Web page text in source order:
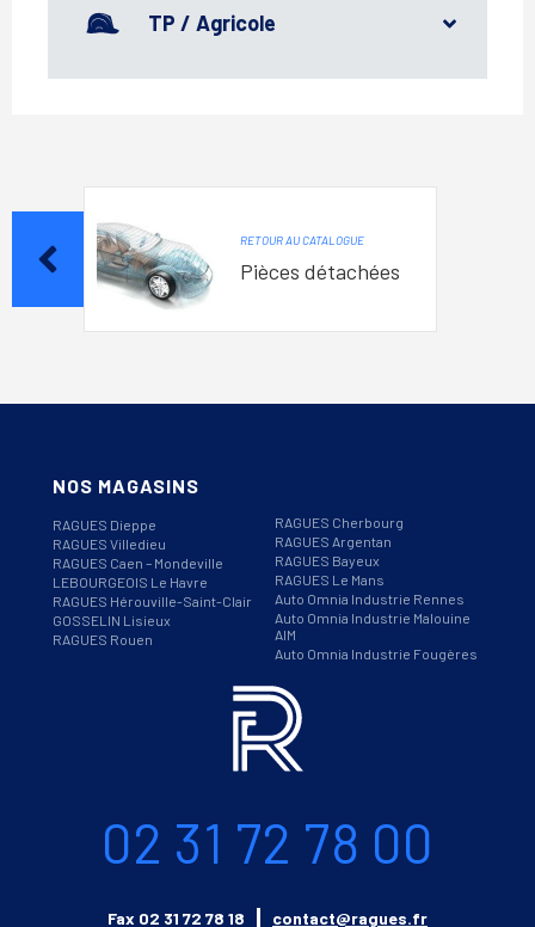
TP / Agricole
RETOUR AU CATALOGUE
Pièces détachées
NOS MAGASINS
RAGUES Dieppe
RAGUES Villedieu
RAGUES Caen – Mondeville
LEBOURGEOIS Le Havre
RAGUES Hérouville-Saint-Clair
GOSSELIN Lisieux
RAGUES Rouen
RAGUES Cherbourg
RAGUES Argentan
RAGUES Bayeux
RAGUES Le Mans
Auto Omnia Industrie Rennes
Auto Omnia Industrie Malouine
AIM
Auto Omnia Industrie Fougères
02 31 72 78 00
Fax 02 31 72 78 18 Emailcontact@ragues.fr